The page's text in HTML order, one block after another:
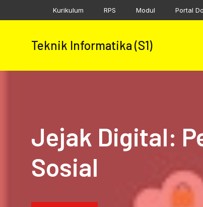
to
Kurikulum RPS Modul Portal
Teknik Informatika (S1)
Jejak Digital:
Sosial